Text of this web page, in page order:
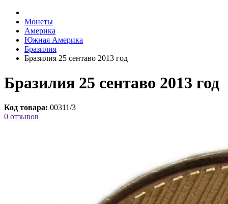
Монеты
Америка
Южная Америка
Бразилия
Бразилия 25 сентаво 2013 год
Бразилия 25 сентаво 2013 год
Код товара: 00311/3
0 отзывов